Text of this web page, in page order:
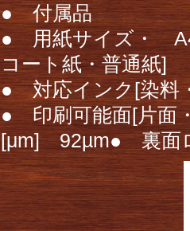
● 付属品
● 用紙サイズ・
コート紙・普通紙]
● 対応インク[染料
● 印刷可能面[片
[μm] 92µm● 裏面